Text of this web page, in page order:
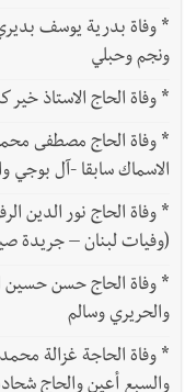
*
ونجم وحبلي
*وفاة الحاج الاستاذ خير
*
الاسماك سابقا -آل بوجي
*
(وفيات لبنان – جريدة
*
والحريري وسالم
*
والسبع أعين والحاج